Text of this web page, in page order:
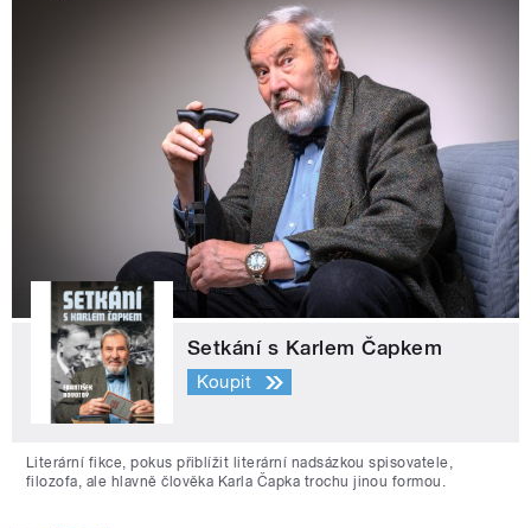
Setkání s Karlem Čapkem
Koupit
Literární fikce, pokus přiblížit literární nadsázkou spisovatele,
filozofa, ale hlavně člověka Karla Čapka trochu jinou formou.